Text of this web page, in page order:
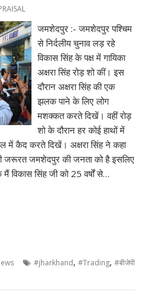
जमशेदपुर :- जमशेदपुर पश्चिम
से निर्दलीय चुनाव लड़ रहे
विकास सिंह के पक्ष में गायिका
अक्षरा सिंह रोड़ शो कीं। इस
दौरान अक्षरा सिंह की एक
झलक पाने के लिए लोग
मशक्कत करते दिखें। वहीं रोड़
शो के दौरान हर कोई हाथों में
में कैद करते दिखें। अक्षरा सिंह ने कहा
जरूरत जमशेदपुर की जनता को है इसलिए
विकास सिंह जी को 25 वर्षों से…
#jharkhand,#Trading,#बीजेपी